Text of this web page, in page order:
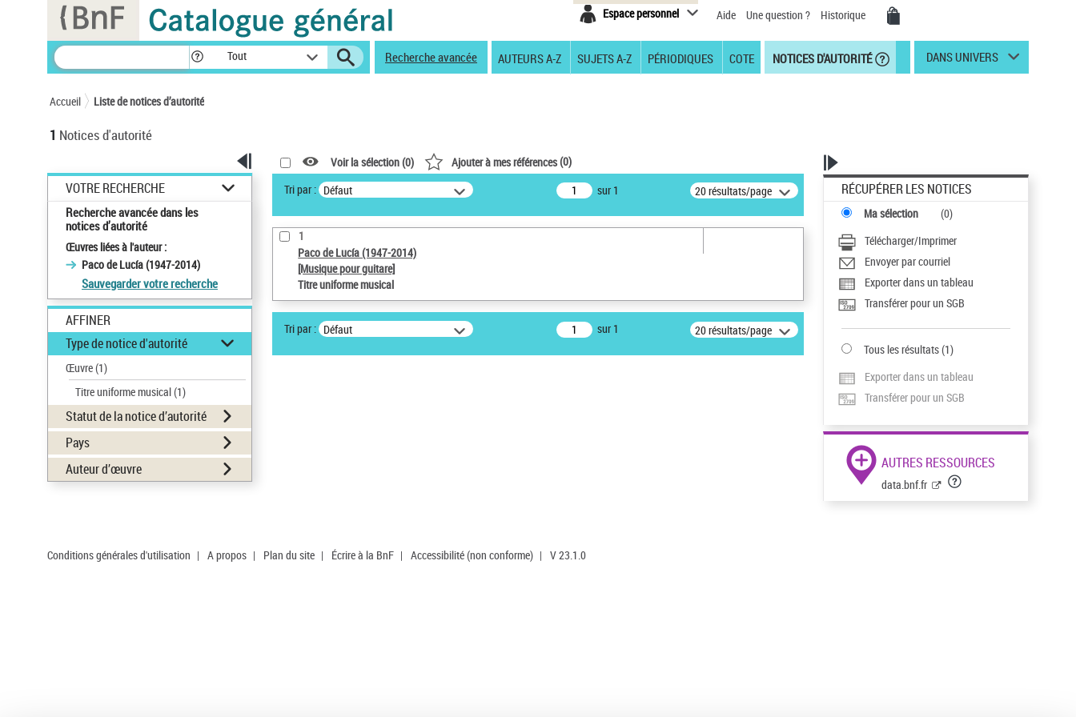
Espace personnel Aide Une question ? Historique
Tout Recherche avancée AUTEURS A-Z SUJETS A-Z PÉRIODIQUES COTE NOTICES D'AUTORITÉ DANS UNIVERS
Accueil Liste de notices d’autorité
1 Notices d'autorité
VOTRE RECHERCHE
Recherche avancée dans les
notices d’autorité
Œuvres liées à l'auteur :
Paco de Lucía (1947-2014)
Sauvegarder votre recherche
AFFINER
Type de notice d'autorité
Œuvre(1)
Titre uniforme musical(1)
Statut de la notice d’autorité
Pays
Auteur d’œuvre
Voir la sélection (0) Ajouter à mes références(0)
Tri par : Défaut sur 1 20 résultats/page
1
Paco de Lucía (1947-2014)
[Musique pour guitare]
Titre uniforme musical
Tri par : Défaut sur 1 20 résultats/page
RÉCUPÉRER LES NOTICES
Ma sélection (0)
Télécharger/Imprimer
Envoyer par courriel
Exporter dans un tableau
Transférer pour un SGB
Tous les résultats(1)
Exporter dans un tableau
Transférer pour un SGB
AUTRES RESSOURCES
data.bnf.fr
Conditions générales d'utilisation | A propos | Plan du site | Écrire à la BnF | Accessibilité (non conforme) | V 23.1.0
Panneau de gestion des cookies